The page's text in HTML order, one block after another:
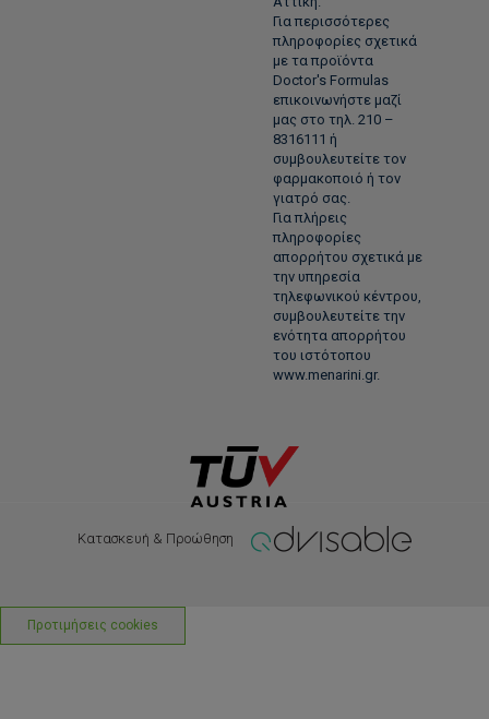
Για περισσότερες
πληροφορίες σχετικά
με τα προϊόντα
Doctor's Formulas
επικοινωνήστε μαζί
μας στο τηλ. 210 –
8316111 ή
συμβουλευτείτε τον
φαρμακοποιό ή τον
γιατρό σας.
Για πλήρεις
πληροφορίες
απορρήτου σχετικά με
την υπηρεσία
τηλεφωνικού κέντρου,
συμβουλευτείτε την
ενότητα απορρήτου
του ιστότοπου
www.menarini.gr.
Κατασκευή & Προώθηση
Προτιμήσεις cookies